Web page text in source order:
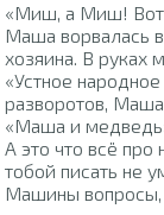
«Миш, а Миш! Вот
Маша ворвалась
хозяина. В руках
«Устное
разворотов,
«Маша и
А это что всё
тобой писать не
Машины вопросы,